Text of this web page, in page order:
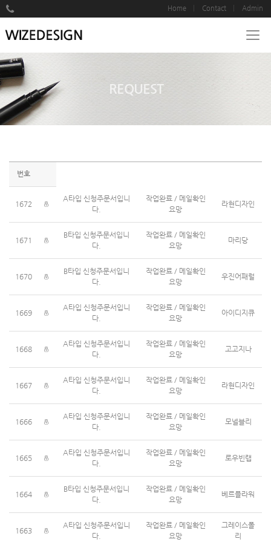
Home Contact Admin
REQUEST
번호
1672
A타입 신청주문서입니
다.
작업완료 / 메일확인
요망
라현디자인
1671
B타입 신청주문서입니
다.
작업완료 / 메일확인
요망
마리당
1670
B타입 신청주문서입니
다.
작업완료 / 메일확인
요망
우진어패럴
1669
A타입 신청주문서입니
다.
작업완료 / 메일확인
요망
아이디지큐
1668
A타입 신청주문서입니
다.
작업완료 / 메일확인
요망
고고지나
1667
A타입 신청주문서입니
다.
작업완료 / 메일확인
요망
라현디자인
1666
A타입 신청주문서입니
다.
작업완료 / 메일확인
요망
모넬블리
1665
A타입 신청주문서입니
다.
작업완료 / 메일확인
요망
로우빈랩
1664
B타입 신청주문서입니
다.
작업완료 / 메일확인
요망
베르플라워
1663
A타입 신청주문서입니
다.
작업완료 / 메일확인
요망
그레이스폴
리